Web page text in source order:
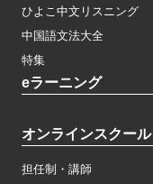
ひよこ中文リスニング
中国語文法大全
特集
eラーニング
オンラインスクール
担任制・講師